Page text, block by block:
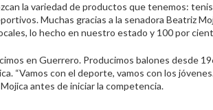
la variedad de productos que tenemos:
Muchas gracias a la senadora Beatriz
lo hecho en nuestro estado y 100 por
en Guerrero. Producimos balones desde
“Vamos con el deporte, vamos con los
antes de iniciar la competencia.